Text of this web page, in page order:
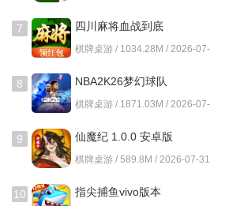
7
四川麻将血战到底
7.10.612 安卓版
棋牌桌游 / 1034.28M / 2026-07-
8
NBA2K26梦幻球队
403.03.505308211 安卓版
棋牌桌游 / 1871.03M / 2026-07-
9 仙魔纪 1.0.0 安卓版
棋牌桌游 / 589.8M / 2026-07-31
10
指尖捕鱼vivo版本